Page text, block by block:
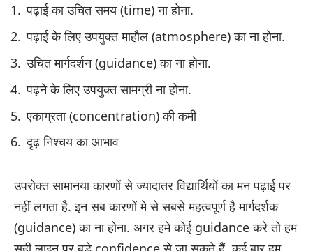
पढ़ाई का उचित समय (time) ना होना.
पढ़ाई के लिए उपयुक्त माहौल (atmosphere) का ना होना.
उचित मार्गदर्शन (guidance) का ना होना.
पढ़ने के लिए उपयुक्त सामग्री ना होना.
एकाग्रता (concentration) की कमी
दृढ़ निश्चय का आभाव
उपरोक्त सामानया कारणों से ज्यादातर विद्यार्थियों का मन पढ़ाई पर
नहीं लगता है. इन सब कारणों मे से सबसे महत्वपूर्ण है मार्गदर्शक
(guidance) का ना होना. अगर हमे कोई guidance करे तो हम